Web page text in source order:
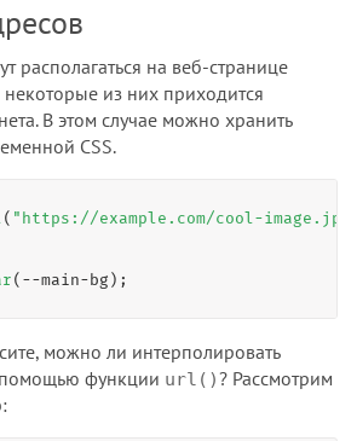
располагаться на веб-странице
из них приходится
В этом случае можно хранить
CSS.
( "https://example.com/cool-
(--main-bg);
можно ли интерполировать
функции url()? Рассмотрим